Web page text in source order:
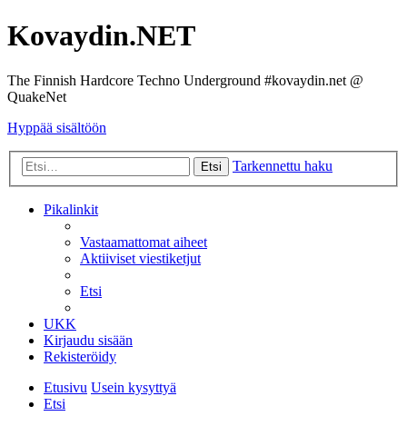
Kovaydin.NET
The Finnish Hardcore Techno Underground #kovaydin.net @
QuakeNet
Hyppää sisältöön
Etsi Tarkennettu haku
Pikalinkit
Vastaamattomat aiheet
Aktiiviset viestiketjut
Etsi
UKK
Kirjaudu sisään
Rekisteröidy
Etusivu Usein kysyttyä
Etsi